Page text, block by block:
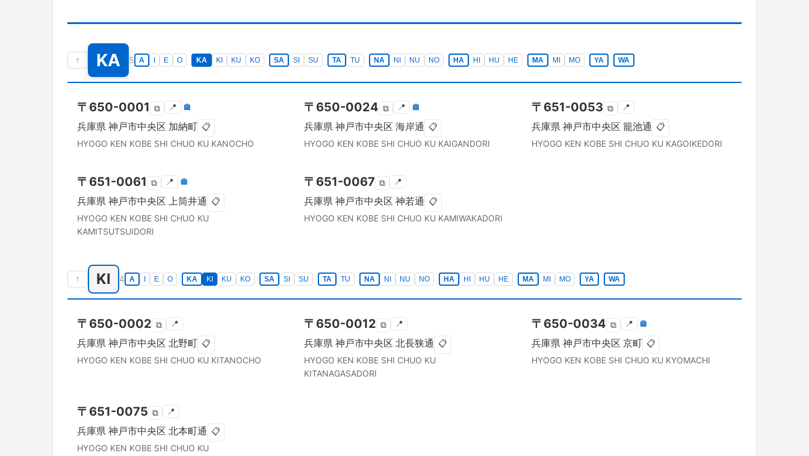
↑ KA 5 A E O KA KI KU KO SA SI SU TA TU NA NI NU NO HA HI HU HE MA MI MO YA WA
〒 650-0001 ⧉ 📍 🏣
兵庫県 神戸市中央区 加納町 📋
HYOGO KEN KOBE SHI CHUO KU KANOCHO
〒 650-0024 ⧉ 📍 🏣
兵庫県 神戸市中央区 海岸通 📋
HYOGO KEN KOBE SHI CHUO KU KAIGANDORI
〒 651-0053 ⧉ 📍
兵庫県 神戸市中央区 籠池通 📋
HYOGO KEN KOBE SHI CHUO KU KAGOIKEDORI
〒 651-0061 ⧉ 📍 🏣
兵庫県 神戸市中央区 上筒井通 📋
HYOGO KEN KOBE SHI CHUO KU
KAMITSUTSUIDORI
〒 651-0067 ⧉ 📍
兵庫県 神戸市中央区 神若通 📋
HYOGO KEN KOBE SHI CHUO KU KAMIWAKADORI
↑ KI 4 A E O KA KI KU KO SA SI SU TA TU NA NI NU NO HA HI HU HE MA MI MO YA WA
〒 650-0002 ⧉ 📍
兵庫県 神戸市中央区 北野町 📋
HYOGO KEN KOBE SHI CHUO KU KITANOCHO
〒 650-0012 ⧉ 📍
兵庫県 神戸市中央区 北長狭通 📋
HYOGO KEN KOBE SHI CHUO KU
KITANAGASADORI
〒 650-0034 ⧉ 📍 🏣
兵庫県 神戸市中央区 京町 📋
HYOGO KEN KOBE SHI CHUO KU KYOMACHI
〒 651-0075 ⧉ 📍
兵庫県 神戸市中央区 北本町通 📋
HYOGO KEN KOBE SHI CHUO KU